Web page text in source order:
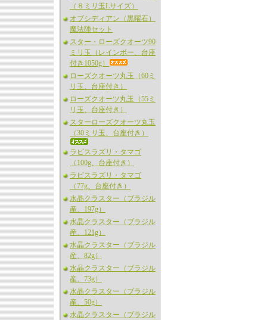
（８ミリ玉Lサイズ）
オブシディアン（黒曜石）
魔法陣セット
スター・ローズクオーツ90
ミリ玉（レインボー、台座
付き1050g）
ローズクオーツ丸玉（60ミ
リ玉、台座付き）
ローズクオーツ丸玉（55ミ
リ玉、台座付き）
スターローズクオーツ丸玉
（30ミリ玉、台座付き）
ラピスラズリ・タマゴ
（100g、台座付き）
ラピスラズリ・タマゴ
（77g、台座付き）
水晶クラスター（ブラジル
産、197g）
水晶クラスター（ブラジル
産、121g）
水晶クラスター（ブラジル
産、82g）
水晶クラスター（ブラジル
産、73g）
水晶クラスター（ブラジル
産、50g）
水晶クラスター（ブラジル